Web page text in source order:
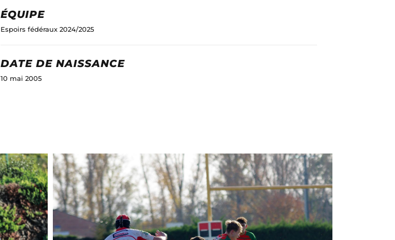
ÉQUIPE
Espoirs fédéraux 2024/2025
DATE DE NAISSANCE
10 mai 2005